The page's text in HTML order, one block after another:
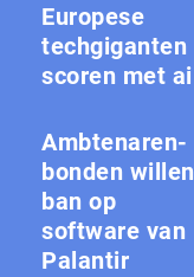
Europese
techgiganten
scoren met ai
Amb­te­na­ren­
bon­den willen
ban op
software van
Palantir